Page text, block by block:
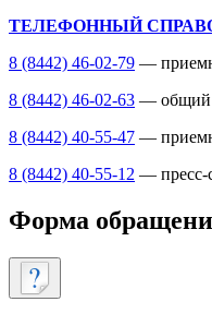
ТЕЛЕФОННЫЙ
8 (8442) 46-02-79 —
8 (8442) 46-02-63 — общий
8 (8442) 40-55-47 —
8 (8442) 40-55-12 — пресс-
Форма